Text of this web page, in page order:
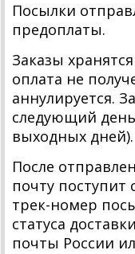
Посылки
предоплаты.
Заказы
оплата не
аннулируется.
следующий
выходных дней).
После
почту
трек-номер
статуса
почты России